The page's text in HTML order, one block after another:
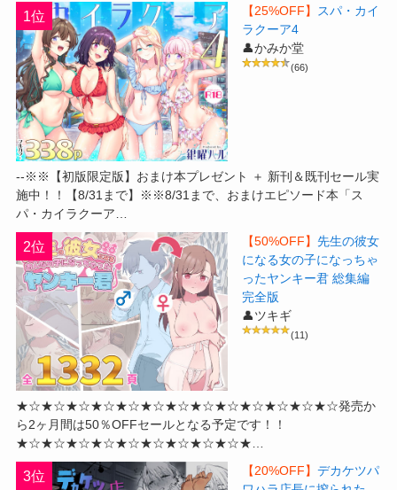
1位
【25%OFF】 スパ・カイ
ラクーア4
👤かみか堂
(66)
--※※【初版限定版】おまけ本プレゼント ＋ 新刊＆既刊セール実
施中！！【8/31まで】※※8/31まで、おまけエピソード本「ス
パ・カイラクーア…
2位 【50%OFF】先生の彼女
になる女の子になっちゃ
ったヤンキー君 総集編
完全版
👤ツキギ
(11)
★☆★☆★☆★☆★☆★☆★☆★☆★☆★☆★☆★☆★☆発売か
ら2ヶ月間は50％OFFセールとなる予定です！！
★☆★☆★☆★☆★☆★☆★☆★☆★☆★…
3位 【20%OFF】デカケツパ